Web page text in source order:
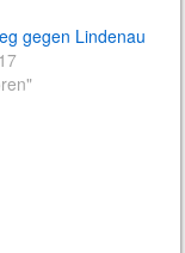
gegen Lindenau